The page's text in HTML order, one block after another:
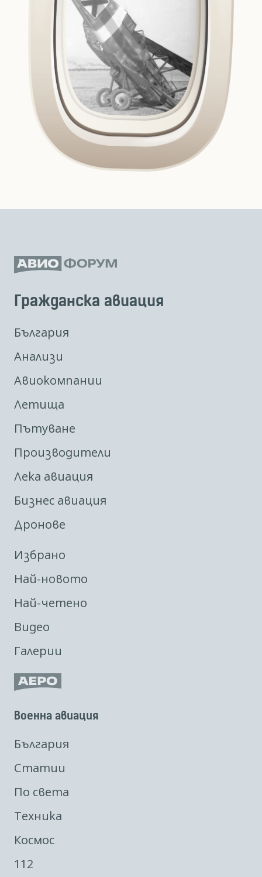
Гражданска авиация
България
Анализи
Авиокомпании
Летища
Пътуване
Производители
Лека авиация
Бизнес авиация
Дронове
Избрано
Най-новото
Най-четено
Видео
Галерии
Военна авиация
България
Статии
По света
Техника
Космос
112